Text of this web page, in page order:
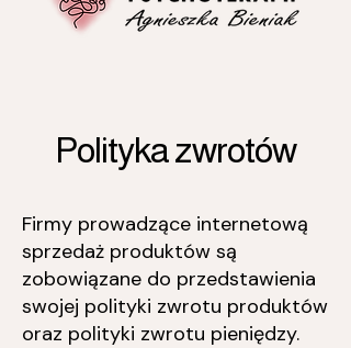
Polityka zwrotów
Firmy prowadzące internetową
sprzedaż produktów są
zobowiązane do przedstawienia
swojej polityki zwrotu produktów
oraz polityki zwrotu pieniędzy.